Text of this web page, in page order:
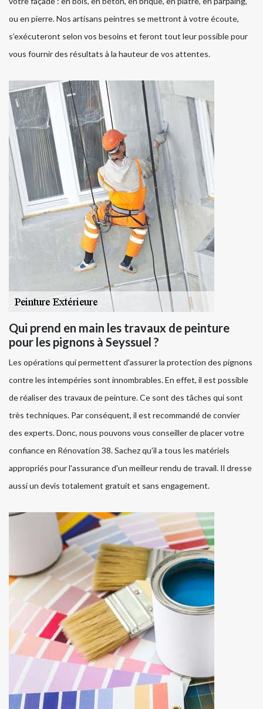
ou en pierre. Nos artisans peintres se mettront à votre écoute,
s’exécuteront selon vos besoins et feront tout leur possible pour
vous fournir des résultats à la hauteur de vos attentes.
Qui prend en main les travaux de peinture
pour les pignons à Seyssuel ?
Les opérations qui permettent d'assurer la protection des pignons
contre les intempéries sont innombrables. En effet, il est possible
de réaliser des travaux de peinture. Ce sont des tâches qui sont
très techniques. Par conséquent, il est recommandé de convier
des experts. Donc, nous pouvons vous conseiller de placer votre
confiance en Rénovation 38. Sachez qu'il a tous les matériels
appropriés pour l'assurance d'un meilleur rendu de travail. Il dresse
aussi un devis totalement gratuit et sans engagement.